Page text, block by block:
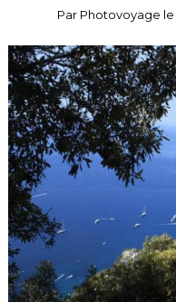
Par Photovoyage le